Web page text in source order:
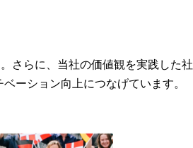
さらに、当社の価値観を実践した社
ーション向上につなげています。